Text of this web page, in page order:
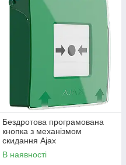
Бездротова програмована
кнопка з механізмом
скидання Ajax
ManualCallPoint Jeweller
Green
В наявності